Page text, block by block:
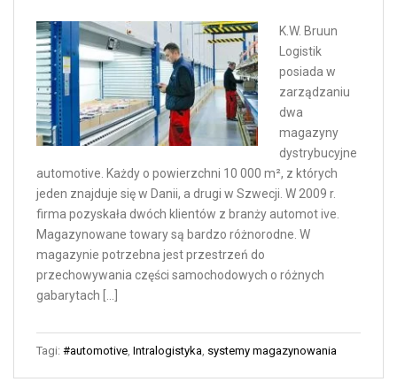
K.W. Bruun
Logistik
posiada w
zarządzaniu
dwa
magazyny
dystrybucyjne
automotive. Każdy o powierzchni 10 000 m², z których
jeden znajduje się w Danii, a drugi w Szwecji. W 2009 r.
firma pozyskała dwóch klientów z branży automot ive.
Magazynowane towary są bardzo różnorodne. W
magazynie potrzebna jest przestrzeń do
przechowywania części samochodowych o różnych
gabarytach […]
Tagi: #automotive, Intralogistyka, systemy magazynowania